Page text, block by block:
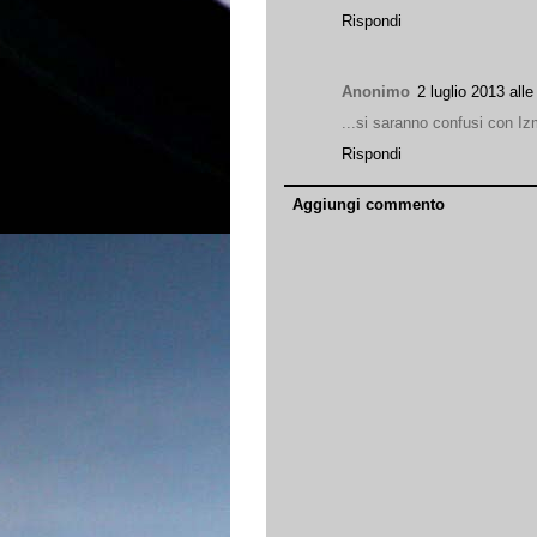
Rispondi
Anonimo 2 luglio 2013
...si saranno confusi con
Rispondi
Aggiungi commento